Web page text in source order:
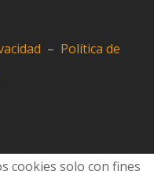
– Política de
cookies solo con fines